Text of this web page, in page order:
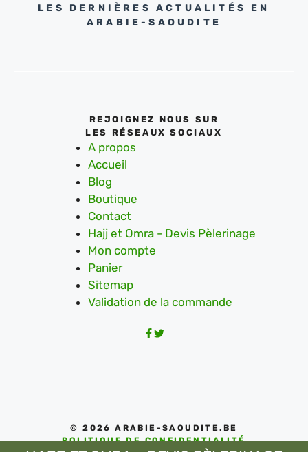
LES DERNIÈRES ACTUALITÉS EN
ARABIE-SAOUDITE
REJOIGNEZ NOUS SUR
LES RÉSEAUX SOCIAUX
A propos
Accueil
Blog
Boutique
Contact
Hajj et Omra - Devis Pèlerinage
Mon compte
Panier
Sitemap
Validation de la commande
© 2026 ARABIE-SAOUDITE.BE
POLITIQUE DE CONFIDENTIALITÉ